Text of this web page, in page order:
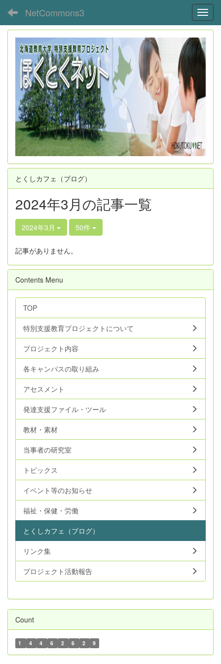
NetCommons3
とくしカフェ（ブログ）
2024年3月の記事一覧
2024年3月 50件
記事がありません。
Contents Menu
TOP
特別支援教育プロジェクトについて
プロジェクト内容
各キャンパスの取り組み
アセスメント
発達支援ファイル・ツール
教材・素材
当事者の研究室
トピックス
イベント等のお知らせ
福祉・保健・労働
とくしカフェ（ブログ）
リンク集
プロジェクト活動報告
Count
1 4 4 6 2 6 2 9